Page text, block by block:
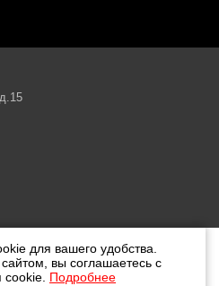
для вашего удобства.
вы соглашаетесь с
cookie. Подробнее